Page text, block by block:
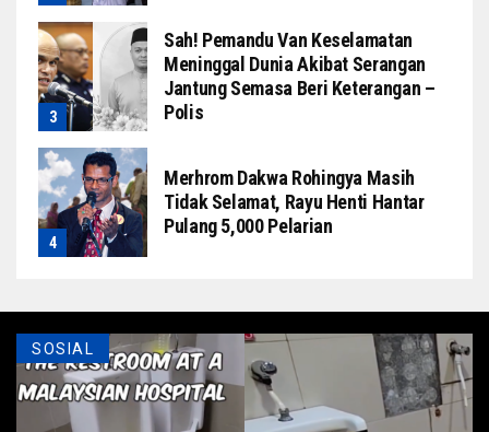
Sah! Pemandu Van Keselamatan
Meninggal Dunia Akibat Serangan
Jantung Semasa Beri Keterangan –
Polis
Merhrom Dakwa Rohingya Masih
Tidak Selamat, Rayu Henti Hantar
Pulang 5,000 Pelarian
SOSIAL